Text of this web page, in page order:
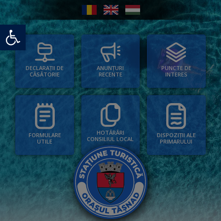
Deschide bara de unelte
DECLARAȚII DE
CĂSĂTORIE
ANUNȚURI
RECENTE
PUNCTE DE
INTERES
FORMULARE
UTILE
HOTĂRÂRI
CONSILIUL LOCAL
DISPOZIȚII ALE
PRIMARULUI